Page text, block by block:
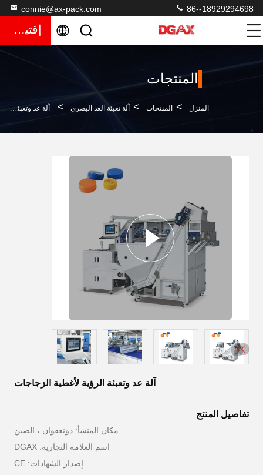
connie@ax-pack.com 86--18929294698
إقتباس
المنتجات
المنزل > المنتجات > آلة تعبئة العد البصري > آلة عد وتعبئة الرؤية لأغطية الزجاجات
آلة عد وتعبئة الرؤية لأغطية الزجاجات
تفاصيل المنتج
مكان المنشأ: دونغقوان ، الصين
اسم العلامة التجارية: DGAX
إصدار الشهادات: CE